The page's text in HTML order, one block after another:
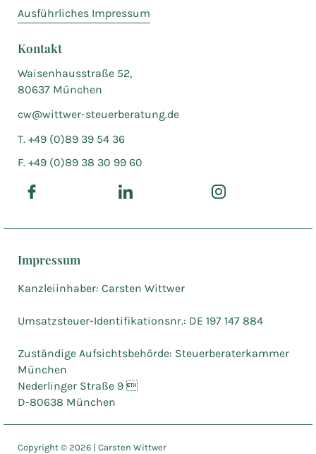
Ausführliches Impressum
Kontakt
Waisenhausstraße 52,
80637 München
cw@wittwer-steuerberatung.de
T. +49 (0)89 39 54 36
F. +49 (0)89 38 30 99 60
Impressum
Kanzleiinhaber: Carsten Wittwer
Umsatzsteuer-Identifikationsnr.: DE 197 147 884
Zuständige Aufsichtsbehörde: Steuerberaterkammer
München
Nederlinger Straße 9 
D-80638 München
Copyright © 2026 | Carsten Wittwer